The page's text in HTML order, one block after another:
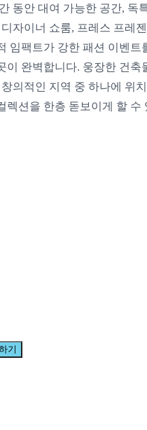
동안 대여 가능한 공간, 독
디자이너 쇼룸, 프레스 프레
임팩트가 강한 패션 이벤트
이 완벽합니다. 웅장한 건축
의적인 지역 중 하나에 위
렉션을 한층 돋보이게 할 수
기